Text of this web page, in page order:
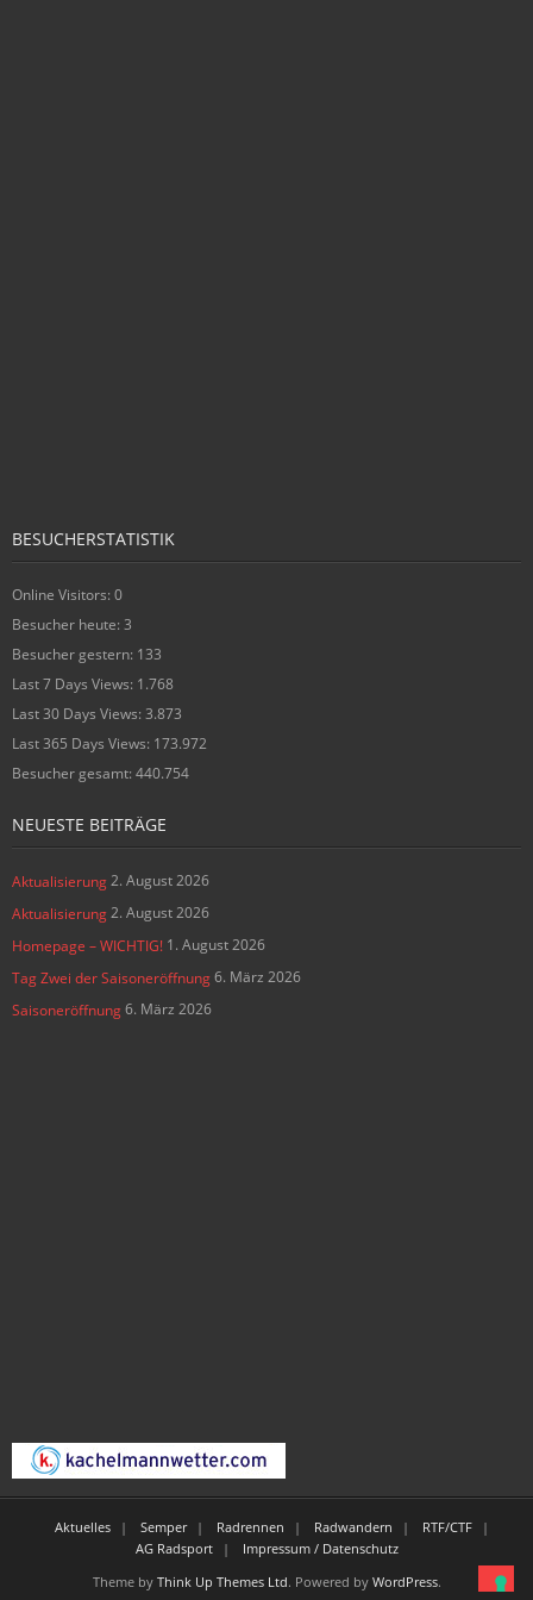
BESUCHERSTATISTIK
Online Visitors: 0
Besucher heute: 3
Besucher gestern: 133
Last 7 Days Views: 1.768
Last 30 Days Views: 3.873
Last 365 Days Views: 173.972
Besucher gesamt: 440.754
NEUESTE BEITRÄGE
Aktualisierung2. August 2026
Aktualisierung2. August 2026
Homepage – WICHTIG! 1. August 2026
Tag Zwei der Saisoneröffnung6. März 2026
Saisoneröffnung6. März 2026
Aktuelles Semper Radrennen Radwandern
RTF/CTF
AG Radsport
Impressum / Datenschutz
Theme by Think Up Themes Ltd. Powered by WordPress.